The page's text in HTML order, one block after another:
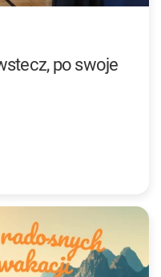
po swoje